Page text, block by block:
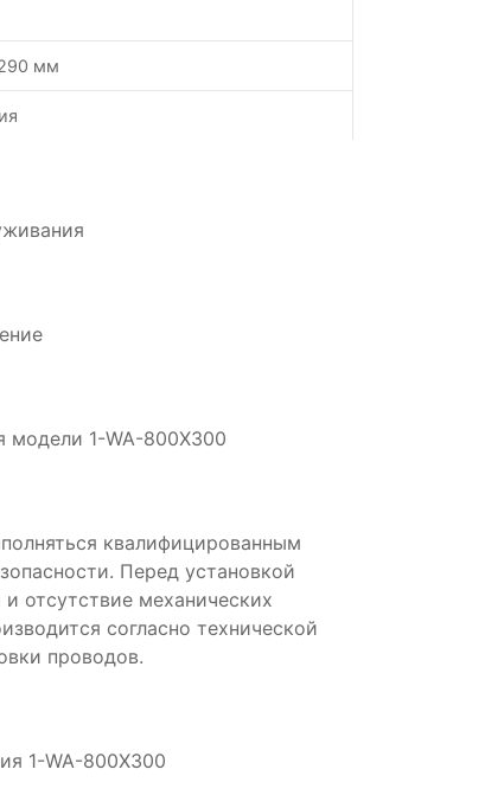
мм
модели 1-WA-800X300
квалифицированным
Перед установкой
отсутствие механических
согласно технической
проводов.
1-WA-800X300